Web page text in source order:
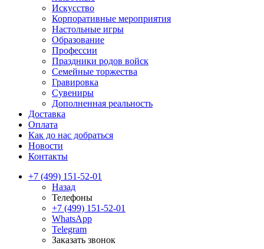
Искусство
Корпоративные мероприятия
Настольные игры
Образование
Профессии
Праздники родов войск
Семейные торжества
Гравировка
Сувениры
Дополненная реальность
Доставка
Оплата
Как до нас добраться
Новости
Контакты
+7 (499) 151-52-01
Назад
Телефоны
+7 (499) 151-52-01
WhatsApp
Telegram
Заказать звонок